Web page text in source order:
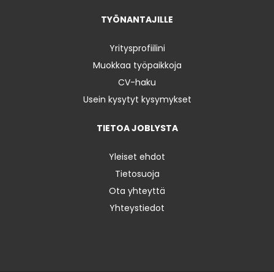
TYÖNANTAJILLE
Yritysprofiilini
Muokkaa työpaikkoja
CV-haku
Usein kysytyt kysymykset
TIETOA JOBLYSTA
Yleiset ehdot
Tietosuoja
Ota yhteyttä
Yhteystiedot